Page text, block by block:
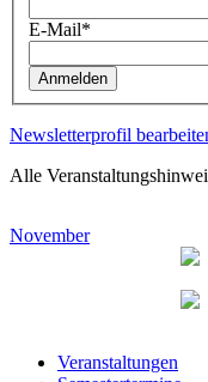
E-Mail*
Anmelden
Newsletterprofil
Alle
November
Veranstaltungen